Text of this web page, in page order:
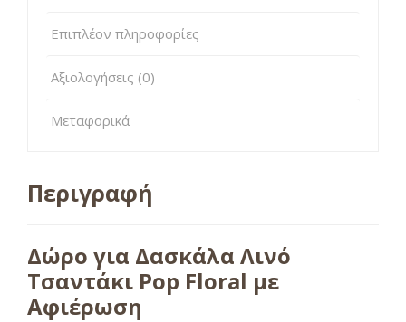
Επιπλέον πληροφορίες
Αξιολογήσεις (0)
Μεταφορικά
Περιγραφή
Δώρο για Δασκάλα Λινό
Τσαντάκι Pop Floral με
Αφιέρωση